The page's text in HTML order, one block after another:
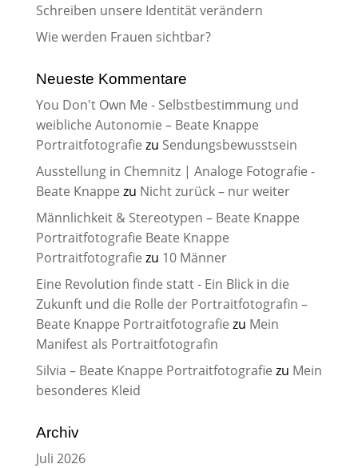
Schreiben unsere Identität verändern
Wie werden Frauen sichtbar?
Neueste Kommentare
You Don't Own Me - Selbstbestimmung und
weibliche Autonomie – Beate Knappe
Portraitfotografie zu Sendungsbewusstsein
Ausstellung in Chemnitz | Analoge Fotografie -
Beate Knappe zu Nicht zurück – nur weiter
Männlichkeit & Stereotypen – Beate Knappe
Portraitfotografie Beate Knappe
Portraitfotografie zu 10 Männer
Eine Revolution finde statt - Ein Blick in die
Zukunft und die Rolle der Portraitfotografin –
Beate Knappe Portraitfotografie zu Mein
Manifest als Portraitfotografin
Silvia – Beate Knappe Portraitfotografie zu Mein
besonderes Kleid
Archiv
Juli 2026